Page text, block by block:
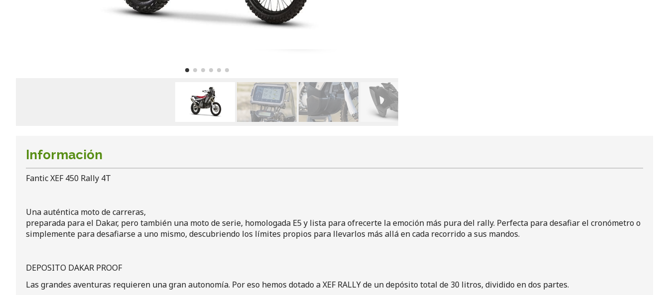
Información
Fantic XEF 450 Rally 4T
Una auténtica moto de carreras,
preparada para el Dakar, pero también una moto de serie, homologada E5 y lista para ofrecerte la emoción más pura del rally. Perfecta para desafiar el cronómetro o
simplemente para desafiarse a uno mismo, descubriendo los límites propios para llevarlos más allá en cada recorrido a sus mandos.
DEPOSITO DAKAR PROOF
Las grandes aventuras requieren una gran autonomía. Por eso hemos dotado a XEF RALLY de un depósito total de 30 litros, dividido en dos partes.